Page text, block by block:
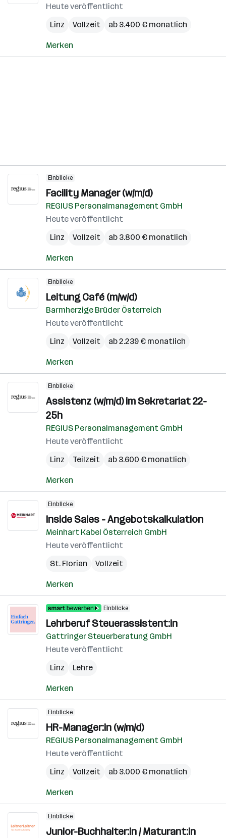
Heute veröffentlicht
Linz
Vollzeit ab 3.400 € monatlich
Merken
Einblicke
Facility Manager (w/m/d)
REGIUS Personalmanagement GmbH
Heute veröffentlicht
Linz
Vollzeit ab 3.800 € monatlich
Merken
Einblicke
Leitung Café (m/w/d)
Barmherzige Brüder Österreich
Heute veröffentlicht
Linz
Vollzeit ab 2.239 € monatlich
Merken
Einblicke
Assistenz (w/m/d) im Sekretariat 22-
25h
REGIUS Personalmanagement GmbH
Heute veröffentlicht
Linz
Teilzeit ab 3.600 € monatlich
Merken
Einblicke
Inside Sales - Angebotskalkulation
Meinhart Kabel Österreich GmbH
Heute veröffentlicht
St. Florian
Vollzeit
Merken
Einblicke
Lehrberuf Steuerassistent:in
Gattringer Steuerberatung GmbH
Heute veröffentlicht
Linz
Lehre
Merken
Einblicke
HR-Manager:in (w/m/d)
REGIUS Personalmanagement GmbH
Heute veröffentlicht
Linz
Vollzeit ab 3.000 € monatlich
Merken
Einblicke
Junior-Buchhalter:in / Maturant:in